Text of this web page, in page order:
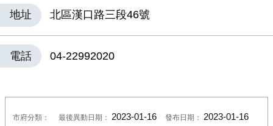
地址 北區漢口路三段46號
電話 04-22992020
市府分類： 最後異動日期： 2023-01-16 發布日期： 2023-01-16